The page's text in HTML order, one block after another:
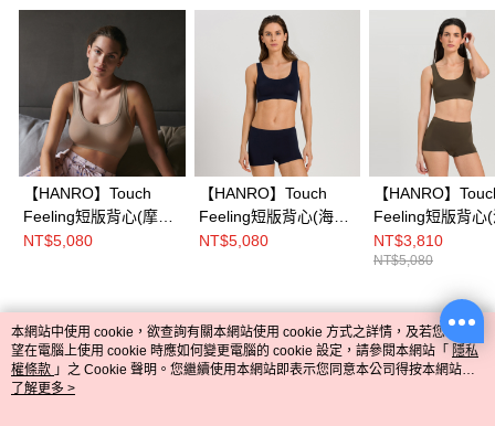
【HANRO】Touch
Feeling短版背心(摩卡
啡)
NT$5,080
【HANRO】Touch
Feeling短版背心(海軍
藍)
NT$5,080
【HANRO】
Feeling短版背心
綠)
NT$3,810
NT$5,080
熱門標籤
本網站中使用 cookie，欲查詢有關本網站使用 cookie 方式之詳情，及若您不希
望在電腦上使用 cookie 時應如何變更電腦的 cookie 設定，請參閱本網站「 隱私
權條款 」之 Cookie 聲明。您繼續使用本網站即表示您同意本公司得按本網站使
用條款之 Cookie 聲明使用 cookie。
了解更多 >